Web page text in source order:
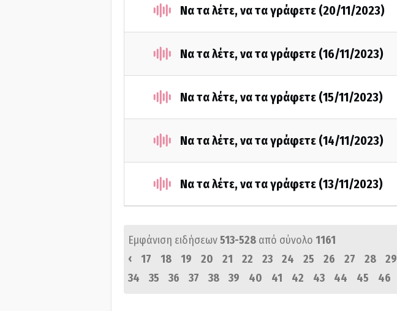
Να τα λέτε, να τα γράφετε (20/11/2023)
Να τα λέτε, να τα γράφετε (16/11/2023)
Να τα λέτε, να τα γράφετε (15/11/2023)
Να τα λέτε, να τα γράφετε (14/11/2023)
Να τα λέτε, να τα γράφετε (13/11/2023)
Εμφάνιση ειδήσεων513-528 από σύνολο 1161
‹
17 18 19 20 21 22 23 24 25 26 27 28 29
34
35 36 37 38 39 40 41 42 43 44 45 46